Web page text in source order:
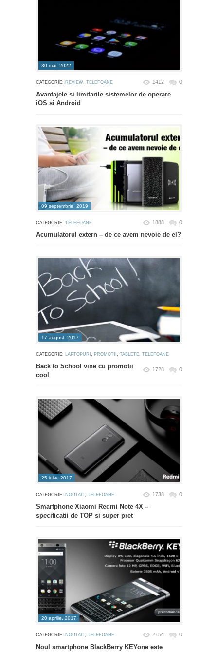
30 mai, 2022
CATEGORIE: REVIEW TELEFOANE 1412 0
Avantajele si limitarile sistemelor de operare
iOS si Android
09 septembrie, 2019
CATEGORIE: TELEFOANE 1888 0
Acumulatorul extern – de ce avem nevoie de el?
17 august, 2017
CATEGORIE: LAPTOPURI , PROMOTII , TABLETE, TELEFOANE
1728 0
Back to School vine cu promotii
cool
25 iulie, 2017
CATEGORIE: NOUTATI , TELEFOANE 1738 0
Smartphone Xiaomi Redmi Note 4X –
specificatii de TOP si super pret
20 aprilie, 2017
CATEGORIE: NOUTATI , TELEFOANE 2154 0
Noul smartphone BlackBerry KEYone este